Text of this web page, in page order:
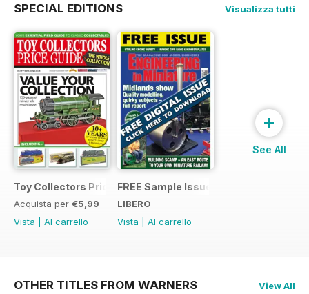
SPECIAL EDITIONS Visualizza tutti
Toy Collectors Price Guide (Trains)
Acquista per €5,99
Vista
Al carrello
FREE Sample Issue
LIBERO
Vista
Al carrello
+
See All
OTHER TITLES FROM WARNERS
View All